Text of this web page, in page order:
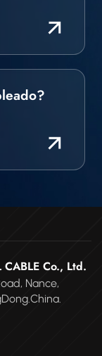
puede
como cable
para
eléctricos en
El cable
donde la
Co., Ltd.
Nance,